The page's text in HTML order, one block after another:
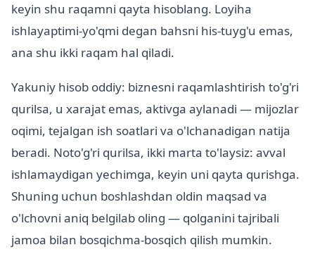
keyin shu raqamni qayta hisoblang. Loyiha
ishlayaptimi-yo'qmi degan bahsni his-tuyg'u emas,
ana shu ikki raqam hal qiladi.
Yakuniy hisob oddiy: biznesni raqamlashtirish to'g'ri
qurilsa, u xarajat emas, aktivga aylanadi — mijozlar
oqimi, tejalgan ish soatlari va o'lchanadigan natija
beradi. Noto'g'ri qurilsa, ikki marta to'laysiz: avval
ishlamaydigan yechimga, keyin uni qayta qurishga.
Shuning uchun boshlashdan oldin maqsad va
o'lchovni aniq belgilab oling — qolganini tajribali
jamoa bilan bosqichma-bosqich qilish mumkin.